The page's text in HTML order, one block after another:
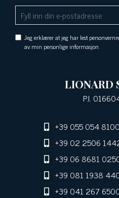
Jeg erklærer at jeg har lest
av min personlige informasjon
LIONARD
P.I.
+39 055 054 8100
+39 02 2506
+39 06 8681
+39 081 1938
+39 041 267